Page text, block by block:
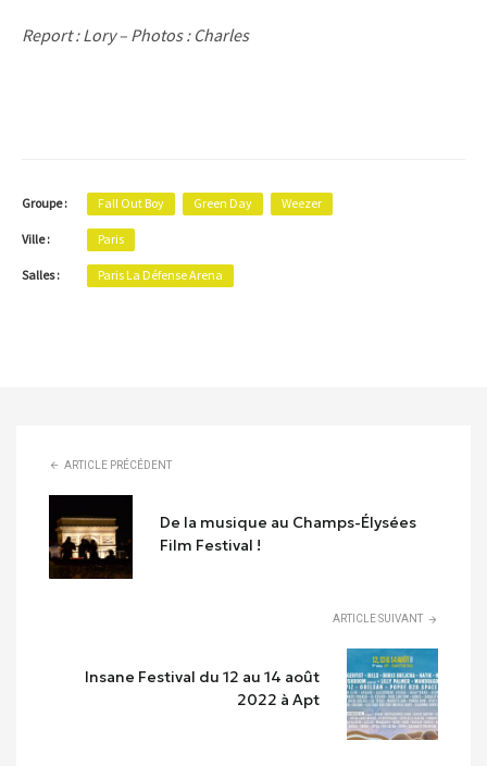
Report : Lory – Photos : Charles
Groupe : Fall Out Boy Green Day Weezer
Ville : Paris
Salles : Paris La Défense Arena
ARTICLE PRÉCÉDENT
De la musique au Champs-Élysées
Film Festival !
ARTICLE SUIVANT
Insane Festival du 12 au 14 août
2022 à Apt